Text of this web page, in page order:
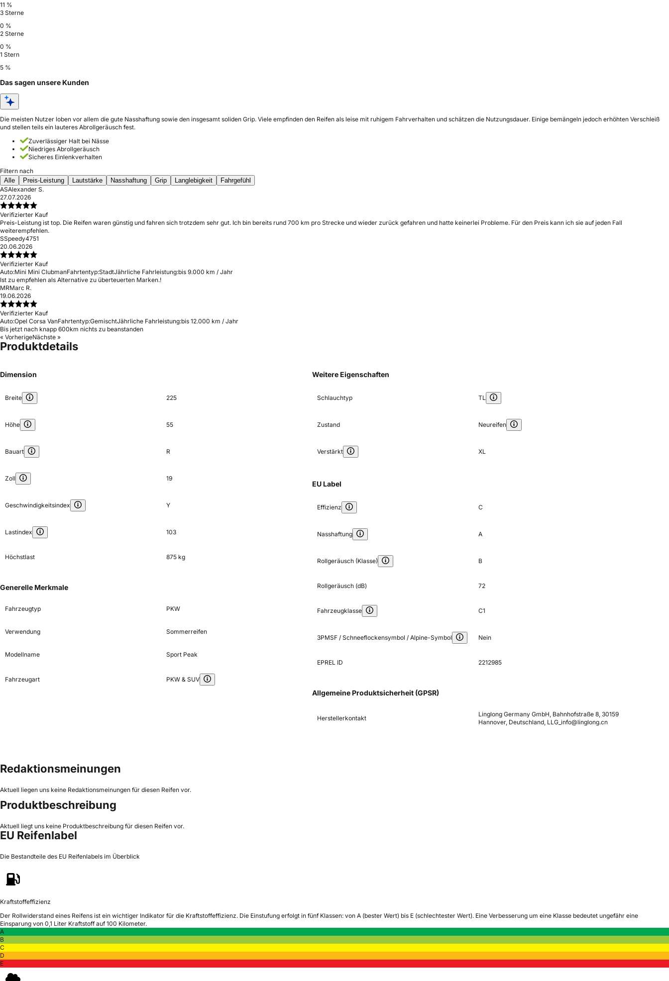
11 %
3 Sterne
0 %
2 Sterne
0 %
1 Stern
5 %
Das sagen unsere Kunden
Die meisten Nutzer loben vor allem die gute Nasshaftung sowie den insgesamt soliden Grip. Viele empfinden den Reifen als leise mit ruhigem Fahrverhalten und schätzen die Nutzungsdauer. Einige bemängeln jedoch erhöhten Verschleiß
und stellen teils ein lauteres Abrollgeräusch fest.
Zuverlässiger Halt bei Nässe
Niedriges Abrollgeräusch
Sicheres Einlenkverhalten
Filtern nach
Alle
Preis-Leistung Lautstärke Nasshaftung Grip Langlebigkeit
Fahrgefühl
ASAlexander S.
27.07.2026
Verifizierter Kauf
Preis-Leistung ist top. Die Reifen waren günstig und fahren sich trotzdem sehr gut. Ich bin bereits rund 700 km pro Strecke und wieder zurück gefahren und hatte keinerlei Probleme. Für den Preis kann ich sie auf jeden Fall
weiterempfehlen.
SSpeedy4751
20.06.2026
Verifizierter Kauf
Auto:Mini Mini ClubmanFahrtentyp:StadtJährliche Fahrleistung:bis 9.000 km / Jahr
Ist zu empfehlen als Alternative zu überteuerten Marken.!
MRMarc R.
19.06.2026
Verifizierter Kauf
Auto:Opel Corsa VanFahrtentyp:GemischtJährliche Fahrleistung:bis 12.000 km / Jahr
Bis jetzt nach knapp 600km nichts zu beanstanden
« VorherigeNächste »
Produktdetails
Dimension
Breite 225
Höhe 55
Bauart R
Zoll 19
Geschwindigkeitsindex Y
Lastindex 103
Höchstlast 875 kg
Generelle Merkmale
Fahrzeugtyp PKW
Verwendung Sommerreifen
Modellname Sport Peak
Fahrzeugart PKW & SUV
Weitere Eigenschaften
Schlauchtyp TL
Zustand Neureifen
Verstärkt XL
EU Label
Effizienz C
Nasshaftung A
Rollgeräusch (Klasse) B
Rollgeräusch (dB) 72
Fahrzeugklasse C1
3PMSF / Schneeflockensymbol / Alpine-Symbol Nein
EPREL ID 2212985
Allgemeine Produktsicherheit (GPSR)
Herstellerkontakt
Linglong Germany GmbH, Bahnhofstraße 8, 30159
Hannover, Deutschland, LLG_info@linglong.cn
Redaktionsmeinungen
Aktuell liegen uns keine Redaktionsmeinungen für diesen Reifen vor.
Produktbeschreibung
Aktuell liegt uns keine Produktbeschreibung für diesen Reifen vor.
EU Reifenlabel
Die Bestandteile des EU Reifenlabels im Überblick
Kraftstoffeffizienz
Der Rollwiderstand eines Reifens ist ein wichtiger Indikator für die Kraftstoffeffizienz. Die Einstufung erfolgt in fünf Klassen: von A (bester Wert) bis E (schlechtester Wert). Eine Verbesserung um eine Klasse bedeutet ungefähr eine
Einsparung von 0,1 Liter Kraftstoff auf 100 Kilometer.
A
B
C
D
E